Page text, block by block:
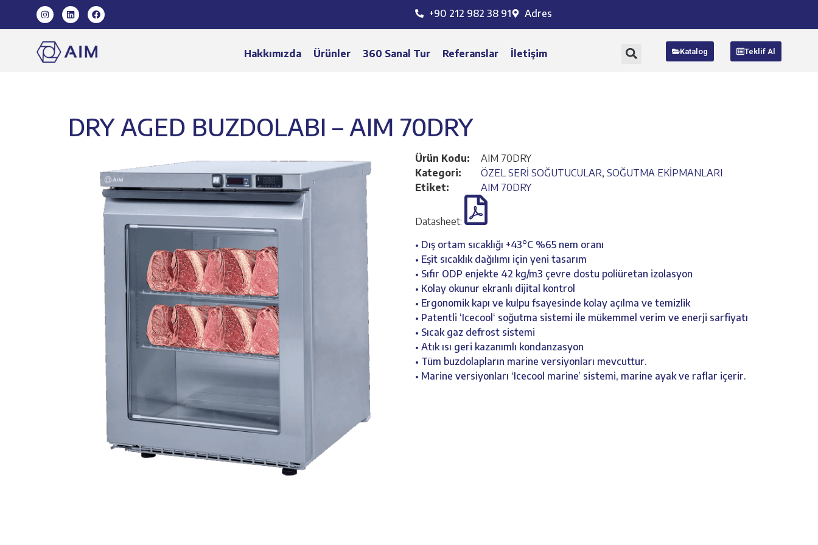
+90 212 982 38 91 Adres
Hakkımızda Ürünler 360 Sanal Tur Referanslar İletişim Katalog Teklif Al
DRY AGED BUZDOLABI – AIM 70DRY
Ürün Kodu:
AIM 70DRY
Kategori:
ÖZEL SERİ SOĞUTUCULAR, SOĞUTMA EKİPMANLARI
Etiket:
AIM 70DRY
Datasheet:
• Dış ortam sıcaklığı +43°C %65 nem oranı
• Eşit sıcaklık dağılımı için yeni tasarım
• Sıfır ODP enjekte 42 kg/m3 çevre dostu poliüretan izolasyon
• Kolay okunur ekranlı dijital kontrol
• Ergonomik kapı ve kulpu fsayesinde kolay açılma ve temizlik
• Patentli ‘Icecool‘ soğutma sistemi ile mükemmel verim ve enerji sarfiyatı
• Sıcak gaz defrost sistemi
• Atık ısı geri kazanımlı kondanzasyon
• Tüm buzdolapların marine versiyonları mevcuttur.
• Marine versiyonları ‘Icecool marine’ sistemi, marine ayak ve raflar içerir.